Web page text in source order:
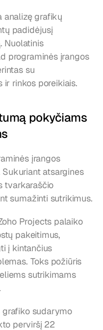
analizę grafikų
padidėjusį
Nuolatinis
programinės įrangos
su
ir rinkos poreikiais.
pokyčiams
įrangos
atsargines
tvarkaraščio
sumažinti sutrikimus.
Projects palaiko
pakeitimus,
į kintančius
Toks požiūris
sutrikimams
grafiko sudarymo
perviršį 22